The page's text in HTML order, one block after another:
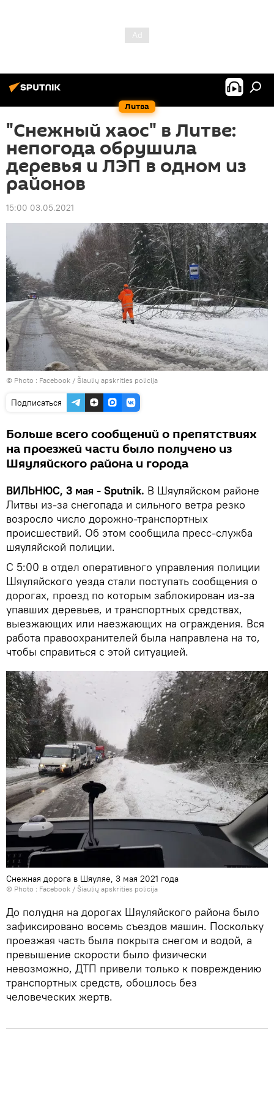
Литва
"Снежный хаос" в Литве:
непогода обрушила
деревья и ЛЭП в одном из
районов
15:00 03.05.2021
© Photo : Facebook / Šiaulių apskrities policija
Подписаться
Больше всего сообщений о препятствиях
на проезжей части было получено из
Шяуляйского района и города
ВИЛЬНЮС, 3 мая - Sputnik. В Шяуляйском районе
Литвы из-за снегопада и сильного ветра резко
возросло число дорожно-транспортных
происшествий. Об этом сообщила пресс-служба
шяуляйской полиции.
С 5:00 в отдел оперативного управления полиции
Шяуляйского уезда стали поступать сообщения о
дорогах, проезд по которым заблокирован из-за
упавших деревьев, и транспортных средствах,
выезжающих или наезжающих на ограждения. Вся
работа правоохранителей была направлена на то,
чтобы справиться с этой ситуацией.
Снежная дорога в Шяуляе, 3 мая 2021 года
© Photo : Facebook / Šiaulių apskrities policija
До полудня на дорогах Шяуляйского района было
зафиксировано восемь съездов машин. Поскольку
проезжая часть была покрыта снегом и водой, а
превышение скорости было физически
невозможно, ДТП привели только к повреждению
транспортных средств, обошлось без
человеческих жертв.